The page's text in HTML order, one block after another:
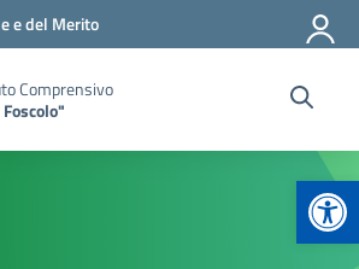
e del Merito
Comprensivo